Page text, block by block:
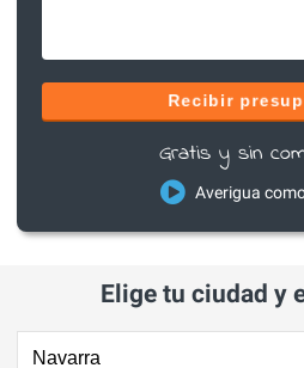
Recibir
Gratis y sin
Averigua
Elige tu ciudad y